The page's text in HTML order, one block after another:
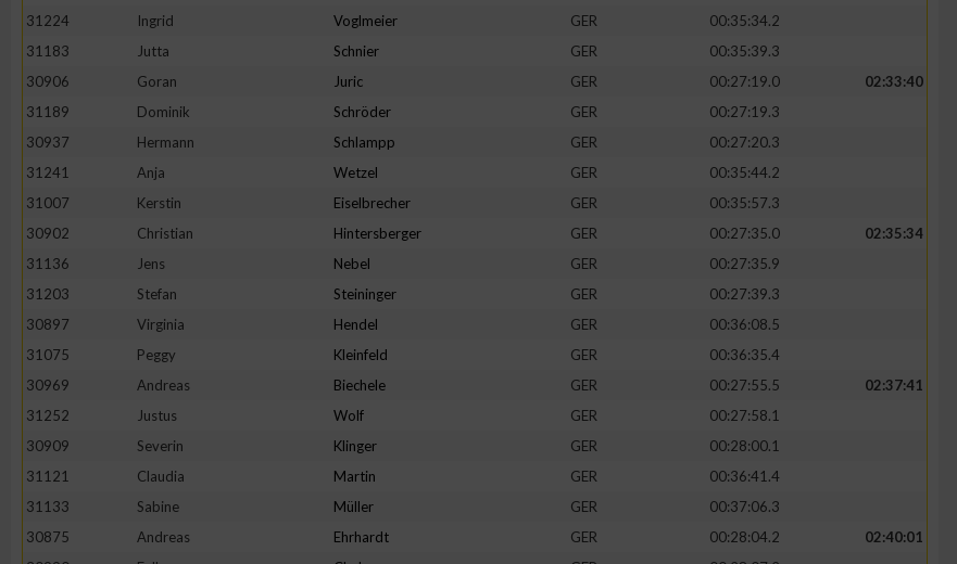
31224
Ingrid Voglmeier GER
00:35:34.2
31183
Jutta Schnier GER
00:35:39.3
30906
Goran Juric GER 00:27:19.0
02:33:40
31189
Dominik Schröder GER
00:27:19.3
30937
Hermann Schlampp GER
00:27:20.3
31241
Anja Wetzel GER
00:35:44.2
31007
Kerstin Eiselbrecher GER
00:35:57.3
30902
Christian Hintersberger GER 00:27:35.0
02:35:34
31136
Jens Nebel GER
00:27:35.9
31203
Stefan Steininger GER
00:27:39.3
30897
Virginia Hendel GER
00:36:08.5
31075
Peggy Kleinfeld GER
00:36:35.4
30969
Andreas Biechele GER 00:27:55.5
02:37:41
31252
Justus Wolf GER
00:27:58.1
30909
Severin Klinger GER
00:28:00.1
31121
Claudia Martin GER
00:36:41.4
31133
Sabine Müller GER
00:37:06.3
30875
Andreas Ehrhardt GER 00:28:04.2
02:40:01
IAB-Besonderheiten:
Geräte anhand von aktiv angeforderten Informationen identifizieren
Nicht-IAB-Verarbeitungszwecke:
Notwendig
Performance
Funktional